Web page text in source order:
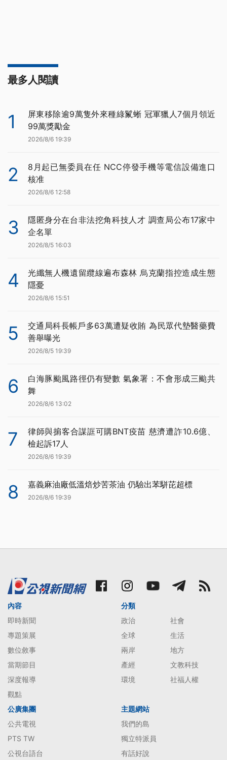
最多人閱讀
1
屏東移除逾9萬隻外來種綠鬣蜥 冠軍獵人7個月領近
99萬獎勵金
2026/8/6 19:39
2
8月起已無委員在任 NCC停發手機等電信設備進口
核准
2026/8/6 12:58
3
隱匿身分在台非法挖角科技人才 調查局公布17家中
企名單
2026/8/5 16:03
4
光纖無人機遺留纜線遍布森林 烏克蘭指控造成生態
隱憂
2026/8/6 15:51
5
交通局科長帳戶多63萬遭疑收賄 為民眾代墊醫藥費
善舉曝光
2026/8/5 19:39
6
白海豚颱風路徑仍有變數 氣象署：不會形成三颱共
舞
2026/8/6 13:02
7
律師與掮客合謀誆可購BNT疫苗 慈濟遭詐10.6億、
檢起訴17人
2026/8/6 19:39
8 嘉義麻油廠低溫焙炒苦茶油 仍驗出苯駢芘超標
2026/8/6 19:39
內容
即時新聞
專題策展
數位敘事
當期節目
深度報導
觀點
分類
政治
社會
全球
生活
兩岸
地方
產經
文教科技
環境
社福人權
公廣集團
公共電視
PTS TW
公視台語台
主題網站
我們的島
獨立特派員
有話好說